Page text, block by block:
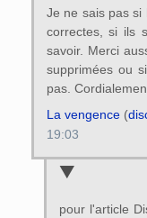
Je ne sais pas si
correctes, si ils
savoir. Merci
supprimées ou
pas.
La vengence(
19:03
pour l'article